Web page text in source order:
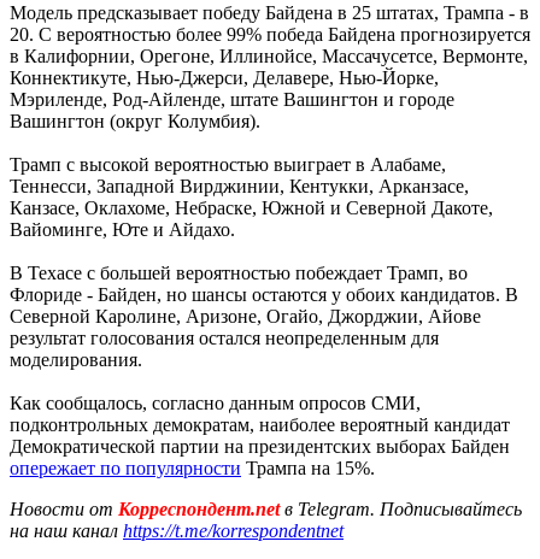
Модель предсказывает победу Байдена в 25 штатах, Трампа - в
20. С вероятностью более 99% победа Байдена прогнозируется
в Калифорнии, Орегоне, Иллинойсе, Массачусетсе, Вермонте,
Коннектикуте, Нью-Джерси, Делавере, Нью-Йорке,
Мэриленде, Род-Айленде, штате Вашингтон и городе
Вашингтон (округ Колумбия).
Трамп с высокой вероятностью выиграет в Алабаме,
Теннесси, Западной Вирджинии, Кентукки, Арканзасе,
Канзасе, Оклахоме, Небраске, Южной и Северной Дакоте,
Вайоминге, Юте и Айдахо.
В Техасе с большей вероятностью побеждает Трамп, во
Флориде - Байден, но шансы остаются у обоих кандидатов. В
Северной Каролине, Аризоне, Огайо, Джорджии, Айове
результат голосования остался неопределенным для
моделирования.
Как сообщалось, согласно данным опросов СМИ,
подконтрольных демократам, наиболее вероятный кандидат
Демократической партии на президентских выборах Байден
опережает по популярности Трампа на 15%.
Новости от Корреспондент.netв Telegram. Подписывайтесь
на наш канал https://t.me/korrespondentnet